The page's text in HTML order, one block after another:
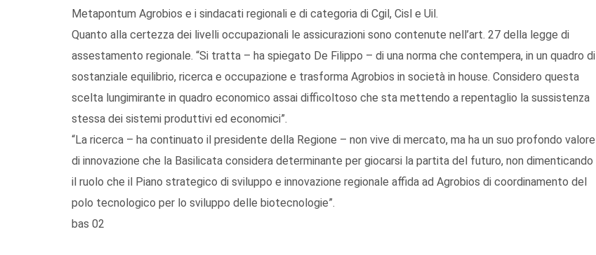
Metapontum Agrobios e i sindacati regionali e di categoria di Cgil, Cisl e Uil.
Quanto alla certezza dei livelli occupazionali le assicurazioni sono contenute nell’art. 27 della legge di
assestamento regionale. “Si tratta – ha spiegato De Filippo – di una norma che contempera, in un quadro di
sostanziale equilibrio, ricerca e occupazione e trasforma Agrobios in società in house. Considero questa
scelta lungimirante in quadro economico assai difficoltoso che sta mettendo a repentaglio la sussistenza
stessa dei sistemi produttivi ed economici”.
“La ricerca – ha continuato il presidente della Regione – non vive di mercato, ma ha un suo profondo valore
di innovazione che la Basilicata considera determinante per giocarsi la partita del futuro, non dimenticando
il ruolo che il Piano strategico di sviluppo e innovazione regionale affida ad Agrobios di coordinamento del
polo tecnologico per lo sviluppo delle biotecnologie”.
bas 02